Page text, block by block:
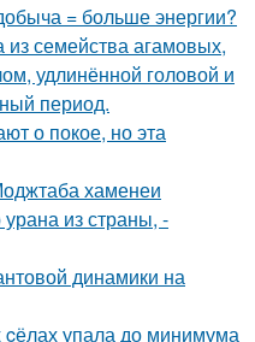
= больше энергии?
семейства агамовых,
удлинённой головой и
период.
о покое, но эта
хаменеи
из страны, -
динамики на
cёлах упала до минимума